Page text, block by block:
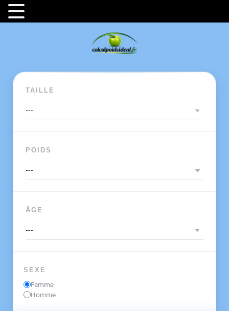
TAILLE
POIDS
ÂGE
SEXE
Femme
Homme